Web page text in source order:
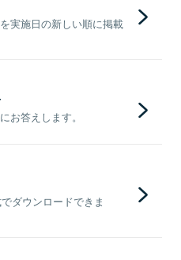
実施日の新しい順に掲載
お答えします。
ダウンロードできま